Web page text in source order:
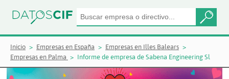
Inicio Empresas en España
Empresas en Illes Balears
Empresas en Palma
Informe de empresa de Sabena Engineering Sl